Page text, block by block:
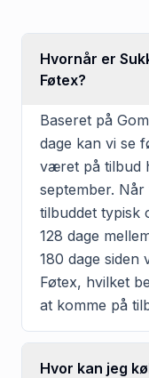
Hvornår er
Føtex?
Baseret på
dage kan vi se
været på tilbud
september.
tilbuddet typisk
128 dage
180 dage siden
Føtex, hvilket
at komme på
Hvor kan jeg